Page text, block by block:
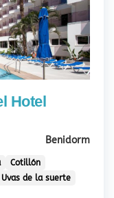
Hotel
Benidorm
Cotillón
Uvas de la suerte